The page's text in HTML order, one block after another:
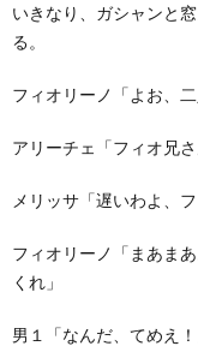
いきなり、ガシャンと
る。
フィオリーノ「よお、
アリーチェ「フィオ兄さ
メリッサ「遅いわよ、フ
フィオリーノ「まあま
くれ」
男１「なんだ、てめえ！